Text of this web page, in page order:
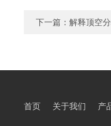
下一篇： 解释顶空
首页 关于我们 产